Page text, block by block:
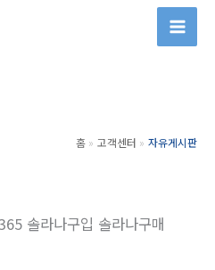
홈 고객센터 자유게시판
솔라나구입 솔라나구매